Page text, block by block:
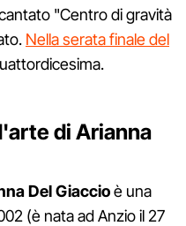
"Centro di gravità
Nella serata finale del
di Arianna
Del Giaccioè una
(è nata ad Anzio il 27